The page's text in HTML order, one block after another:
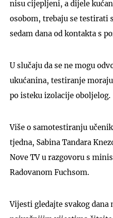
nisu cijepljeni, a dijele
osobom, trebaju se testirati
sedam dana od kontakta s
U slučaju da se ne mogu
ukućanina, testiranje
po isteku izolacije oboljelog.
Više o samotestiranju
tjedna, Sabina Tandara
Nove TV u razgovoru s
Radovanom Fuchsom.
Vijesti gledajte svakog dana